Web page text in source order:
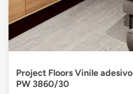
Project Floors Vinile
PW 3860/30